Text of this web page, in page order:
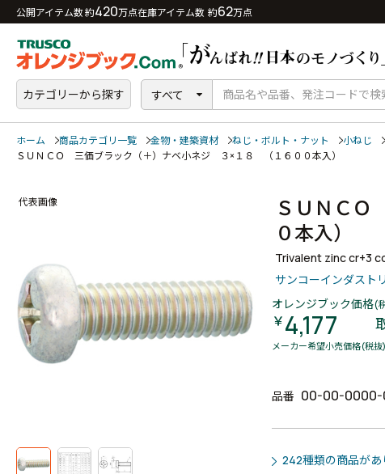
公開アイテム数 約420万点在庫アイテム数 約62万点
カテゴリーから探す すべて
ホーム 商品カテゴリ一覧 金物・建築資材 ねじ・ボルト・ナット 小ねじ
ＳＵＮＣＯ 三価ブラック（＋）ナベ小ネジ ３×１８ （１６００本入）
代表画像
ＳＵＮＣ
０本入）
Trivalent zinc cr+3
サンコーインダスト
オレンジブック価格(
￥4,177
メーカー希望小売価格(税抜)
品番 00-00-0000-
242種類の商品があ